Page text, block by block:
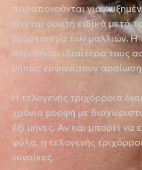
παραπονούνται για
γίνεται ορατή ειδικά μετά
βούρτσισμα των μαλλιών.
θυρυβήσει ιδιαίτερα τους
μήπως εμφανίσουν
Η τελογενής τριχόρροια
χρόνια μορφή με
έξι μήνες. Αν και μπορεί
φύλα, η τελογενής
γυναίκες.